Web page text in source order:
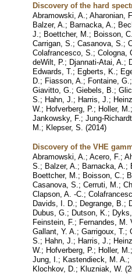
Discovery of the hard
Abramowski, A. ; Aharonian,
Balzer, A. ; Barnacka, A. ;
J. ; Boettcher, M. ; Boisson,
Carrigan, S. ; Casanova, S. ;
Colafrancesco, S. ; Cologna,
deWilt, P. ; Djannati-Atai, A. ;
Edwards, T. ; Egberts, K. ;
D. ; Fiasson, A. ; Fontaine, G.
Giavitto, G. ; Giebels, B. ;
S. ; Hahn, J. ; Harris, J. ;
W. ; Hofverberg, P. ; Holler, M.
Jankowsky, F. ; Jung-
M. ; Klepser, S. (2014)
Discovery of the VHE
Abramowski, A. ; Acero, F. ;
S. ; Balzer, A. ; Barnacka, A. ;
Boettcher, M. ; Boisson, C. ;
Casanova, S. ; Cerruti, M. ;
Clapson, A. -C. ;
Davids, I. D. ; Degrange, B. ;
Dubus, G. ; Dutson, K. ;
Feinstein, F. ; Fernandes, M.
Gallant, Y. A. ; Garrigoux, T. ;
S. ; Hahn, J. ; Harris, J. ;
W. ; Hofverberg, P. ; Holler, M.
Jung, I. ; Kastendieck, M. A. ;
Klochkov, D. ; Kluzniak, W. (